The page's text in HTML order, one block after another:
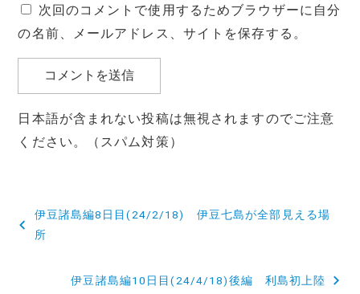
次回のコメントで使用するためブラウザーに自分
の名前、メールアドレス、サイトを保存する。
日本語が含まれない投稿は無視されますのでご注意
ください。（スパム対策）
稿
伊豆諸島編8日目(24/2/18) 伊豆七島が全部見える場
所
伊豆諸島編10日目(24/4/18)後編 利島初上陸